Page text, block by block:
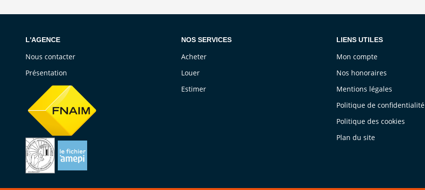
L'AGENCE
Nous contacter
Présentation
NOS SERVICES
Acheter
Louer
Estimer
LIENS UTILES
Mon compte
Nos honoraires
Mentions légales
Politique de confidentialité
Politique des cookies
Plan du site